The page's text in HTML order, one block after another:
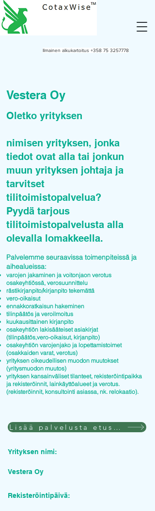
Ilmainen alkukartoitus +358 75 3257778
Vestera Oy
Oletko yrityksen
nimisen yrityksen, jonka
tiedot ovat alla tai jonkun
muun yrityksen johtaja ja
tarvitset
tilitoimistopalvelua?
Pyydä tarjous
tilitoimistopalvelusta alla
olevalla lomakkeella.
Palvelemme seuraavissa toimenpiteissä ja
aihealueissa:
varojen jakaminen ja voitonjaon verotus
osakeyhtiössä, verosuunnittelu
rästikirjanpito/kirjanpito tekemättä
vero-oikaisut
ennakkoratkaisun hakeminen
tilinpäätös ja veroilmoitus
kuukausittainen kirjanpito
osakeyhtiön lakisääteiset asiakirjat
(tilinpäätös,vero-oikaisut, kirjanpito)
osakeyhtiön varojenjako ja lopettamistoimet
(osakkaiden varat, verotus)
yrityksen oikeudellisen muodon muutokset
(yritysmuodon muutos)
yrityksen kansainväliset tilanteet, rekisteröintipaikka
ja rekisteröinnit, lainkäyttöalueet ja verotus.
(rekisteröinnit, konsultointi asiassa, nk. relokaatio).
Lisää palvelusta etusivulla
Yrityksen nimi:
Vestera Oy
Rekisteröintipäivä: